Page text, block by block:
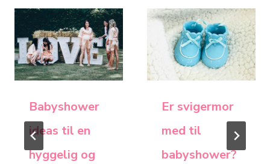
Babyshower
ideas til en
hyggelig og
Er svigermor
med til
babyshower?